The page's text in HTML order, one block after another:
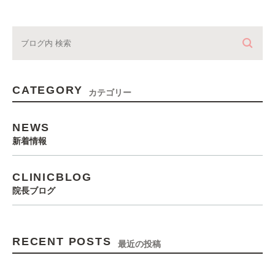
CATEGORY カテゴリー
NEWS
新着情報
CLINICBLOG
院長ブログ
RECENT POSTS 最近の投稿